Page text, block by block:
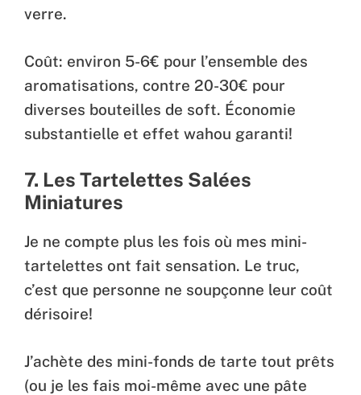
verre.
Coût: environ 5-6€ pour l’ensemble des
aromatisations, contre 20-30€ pour
diverses bouteilles de soft. Économie
substantielle et effet wahou garanti!
7. Les Tartelettes Salées
Miniatures
Je ne compte plus les fois où mes mini-
tartelettes ont fait sensation. Le truc,
c’est que personne ne soupçonne leur coût
dérisoire!
J’achète des mini-fonds de tarte tout prêts
(ou je les fais moi-même avec une pâte